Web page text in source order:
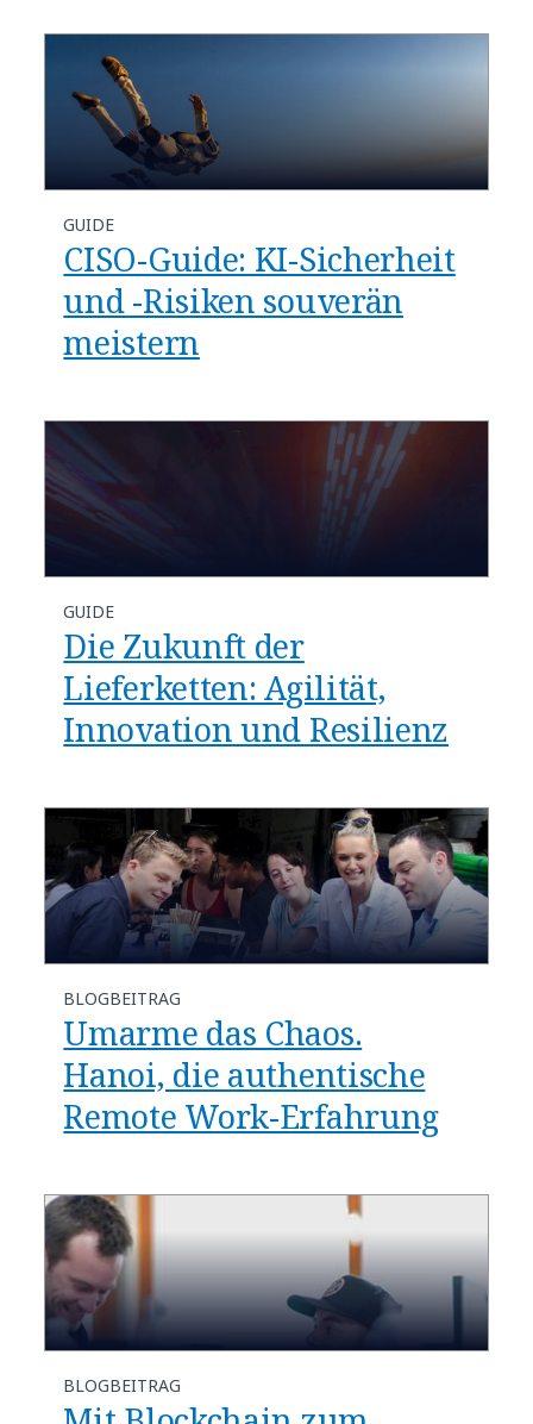
GUIDE
CISO-Guide: KI-Sicherheit
und -Risiken souverän
meistern
GUIDE
Die Zukunft der
Lieferketten: Agilität,
Innovation und Resilienz
BLOGBEITRAG
Umarme das Chaos.
Hanoi, die authentische
Remote Work-Erfahrung
BLOGBEITRAG